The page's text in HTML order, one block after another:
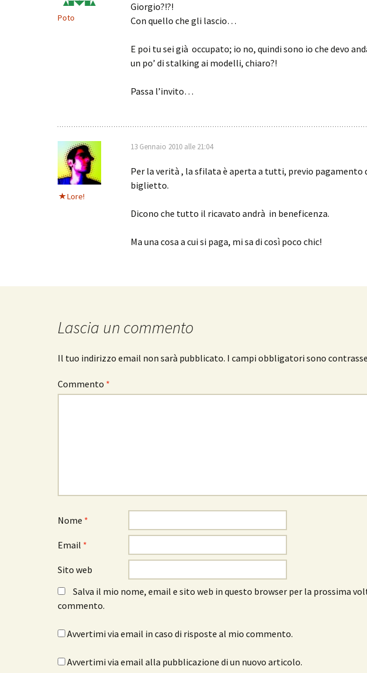
Poto
Giorgio?!?!
Con quello che gli lascio…
E poi tu sei già occupato; io no, quindi sono io che devo
un po’ di stalking ai modelli, chiaro?!
Passa l’invito…
Lore!
13 Gennaio 2010 alle 21:04
Per la verità , la sfilata è aperta a tutti, previo pagamento
biglietto.
Dicono che tutto il ricavato andrà in beneficenza.
Ma una cosa a cui si paga, mi sa di così poco chic!
Lascia un commento
Il tuo indirizzo email non sarà pubblicato. I campi obbligatori sono
Commento *
Nome *
Email *
Sito web
Salva il mio nome, email e sito web in questo browser per la prossima
commento.
Avvertimi via email in caso di risposte al mio commento.
Avvertimi via email alla pubblicazione di un nuovo articolo.